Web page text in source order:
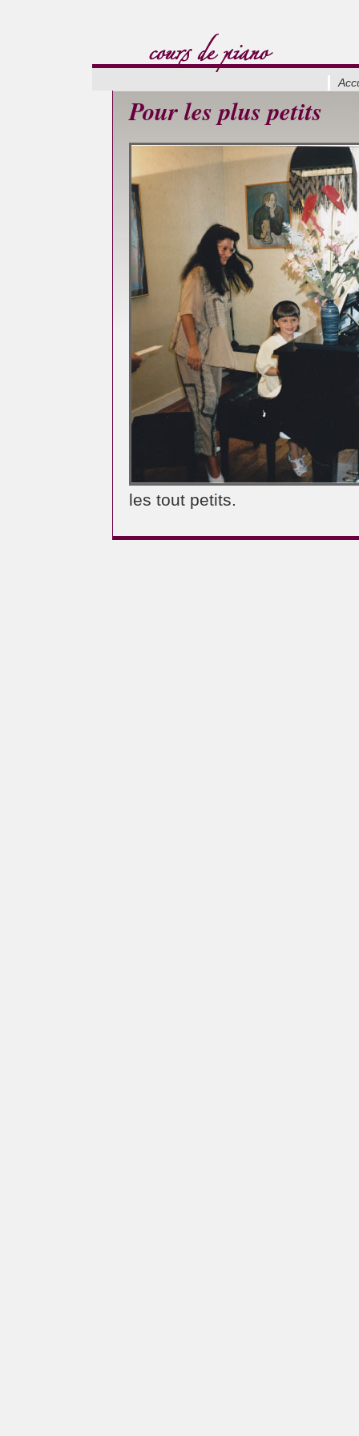
Pour les plus petits
les tout petits.